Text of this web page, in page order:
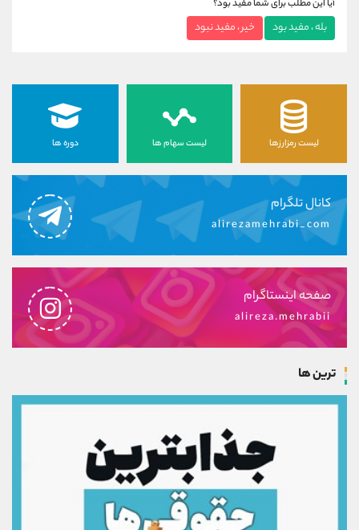
آیا این مطلب برای شما مفید بود؟
بله ، مفید بود خیر ، مفید نبود
لیست رمزارزها لیست سهام ها دوره ها
کانال تلگرام
alirezamehrabi_com
صفحه اینستاگرام
alireza.mehrabii
ترین ها